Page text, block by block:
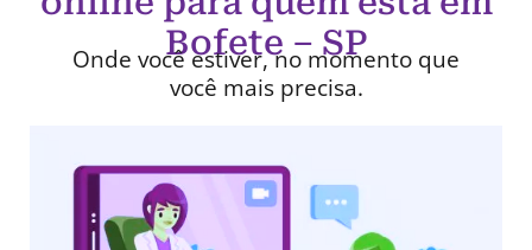
Bofete – SP
Onde você estiver, no momento que
você mais precisa.